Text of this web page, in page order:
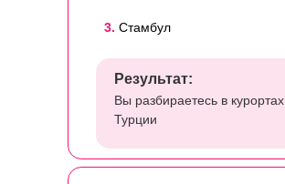
3. Стамбул
Результат:
Вы разбираетесь в курортах
Турции